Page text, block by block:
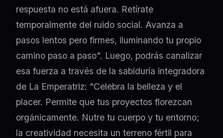
respuesta no está afuera. Retírate
temporalmente del ruido social. Avanza a
pasos lentos pero firmes, iluminando tu propio
camino paso a paso". Luego, podrás canalizar
esa fuerza a través de la sabiduría integradora
de La Emperatriz: "Celebra la belleza y el
placer. Permite que tus proyectos florezcan
orgánicamente. Nutre tu cuerpo y tu entorno;
la creatividad necesita un terreno fértil para